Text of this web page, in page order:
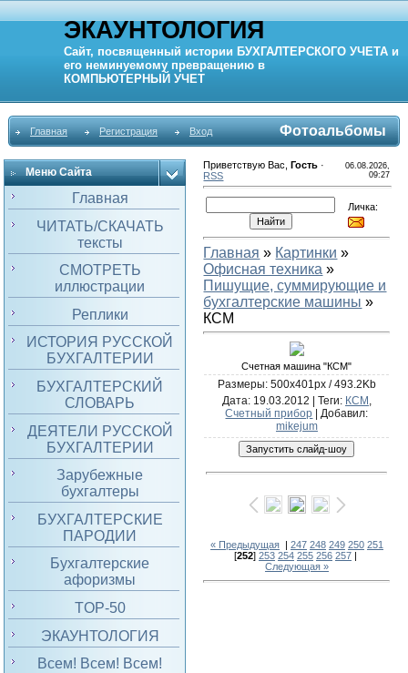
ЭКАУНТОЛОГИЯ
Сайт, посвященный истории БУХГАЛТЕРСКОГО УЧЕТА и
его неминуемому превращению в
КОМПЬЮТЕРНЫЙ УЧЕТ
Главная Регистрация Вход Фотоальбомы
Меню Сайта
Главная
ЧИТАТЬ/СКАЧАТЬ
тексты
СМОТРЕТЬ
иллюстрации
Реплики
ИСТОРИЯ РУССКОЙ
БУХГАЛТЕРИИ
БУХГАЛТЕРСКИЙ
СЛОВАРЬ
ДЕЯТЕЛИ РУССКОЙ
БУХГАЛТЕРИИ
Зарубежные
бухгалтеры
БУХГАЛТЕРСКИЕ
ПАРОДИИ
Бухгалтерские
афоризмы
TOP-50
ЭКАУНТОЛОГИЯ
Всем! Всем! Всем!
Приветствую Вас ,Гость ·
RSS
06.08.2026,
09:27
Личка:
Главная » Картинки »
Офисная техника »
Пишущие, суммирующие и
бухгалтерские машины »
КСМ
Счетная машина "КСМ"
Размеры: 500x401px / 493.2Kb
Дата: 19.03.2012 | Теги: КСМ ,
Счетный прибор |Добавил:
mikejum
« Предыдущая| 247 248 249 250 251
[252] 253 254 255 256 257|
Следующая »